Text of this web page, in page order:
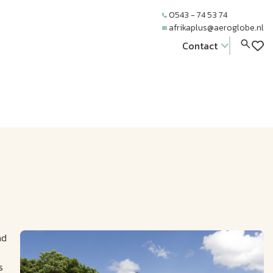
0543 - 74 53 74
afrikaplus@aeroglobe.nl
Contact